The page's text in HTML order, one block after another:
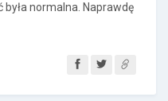
była normalna. Naprawdę